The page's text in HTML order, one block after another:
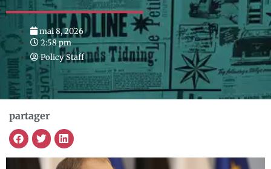
mai 8, 2026
2:58 pm
Policy Staff
partager